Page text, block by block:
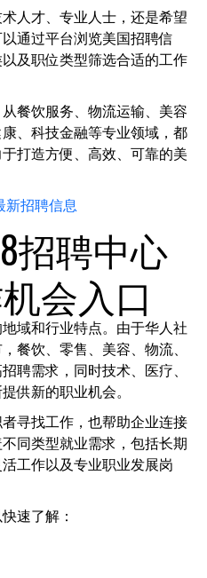
人才、专业人士，还是希望
通过平台浏览美国招聘信
及职位类型筛选合适的工作
餐饮服务、物流运输、美容
、科技金融等专业领域，都
打造方便、高效、可靠的美
新招聘信息
招聘中心
会入口
域和行业特点。由于华人社
餐饮、零售、美容、物流、
聘需求，同时技术、医疗、
供新的职业机会。
寻找工作，也帮助企业连接
同类型就业需求，包括长期
工作以及专业职业发展岗
速了解：